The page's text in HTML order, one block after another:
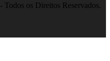
- Todos os Direitos Reservados.